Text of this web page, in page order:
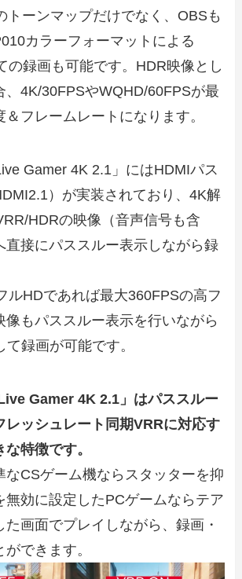
トーンマップだけでなく、OBSも
カラーフォーマットによる
の録画も可能です。HDR映像とし
、4K/30FPSやWQHD/60FPSが最
フレームレートになります。
Gamer 4K 2.1」にはHDMIパス
）が実装されており、4K解
HDRの映像（音声信号も含
直接にパススルー表示しながら録
ルHDであれば最大360FPSの高フ
像もパススルー表示を行いながら
録画が可能です。
Gamer 4K 2.1」はパススルー
レッシュレート同期VRRに対応す
特徴です。
なCSゲーム機ならスタッターを抑
無効に設定したPCゲームならテア
た画面でプレイしながら、録画・
できます。